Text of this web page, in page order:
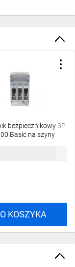
bezpiecznikowy 3P
Basic na szyny
KOSZYKA